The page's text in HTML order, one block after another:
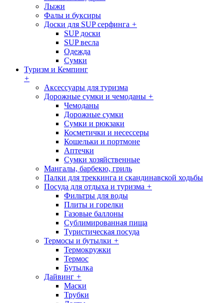
Лыжи
Фалы и буксиры
Доски для SUP серфинга +
SUP доски
SUP весла
Одежда
Сумки
Туризм и Кемпинг
+
Аксессуары для туризма
Дорожные сумки и чемоданы +
Чемоданы
Дорожные сумки
Сумки и рюкзаки
Косметички и несессеры
Кошельки и портмоне
Аптечки
Сумки хозяйственные
Мангалы, барбекю, гриль
Палки для треккинга и скандинавской ходьбы
Посуда для отдыха и туризма +
Фильтры для воды
Плиты и горелки
Газовые баллоны
Сублимированная пища
Туристическая посуда
Термосы и бутылки +
Термокружки
Термос
Бутылка
Дайвинг +
Маски
Трубки